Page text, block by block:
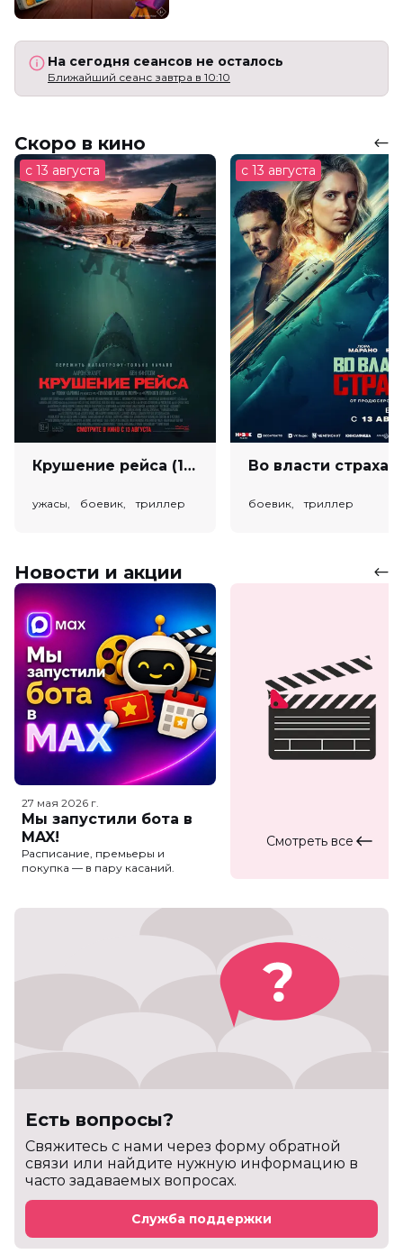
На сегодня сеансов не осталось
Ближайший сеанс завтра в 10:10
Скоро в кино
с 13 августа
Крушение рейса (18+)
ужасы, боевик, триллер
с 13 августа
боевик, триллер
Новости и акции
27 мая 2026 г.
Мы запустили бота в
MAX!
Расписание, премьеры и
покупка — в пару касаний.
Смотреть все
Есть вопросы?
Cвяжитесь с нами через форму обратной
связи или найдите нужную информацию в
часто задаваемых вопросах.
Служба поддержки